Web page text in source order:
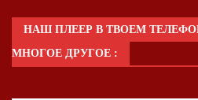
НАШ ПЛЕЕР В ТВОЕМ
МНОГОЕ ДРУГОЕ :